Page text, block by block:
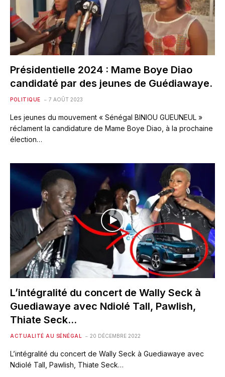
Présidentielle 2024 : Mame Boye Diao
candidaté par des jeunes de Guédiawaye.
POLITIQUE 7 AOÛT 2023
Les jeunes du mouvement « Sénégal BINIOU GUEUNEUL »
réclament la candidature de Mame Boye Diao, à la prochaine
élection…
L’intégralité du concert de Wally Seck à
Guediawaye avec Ndiolé Tall, Pawlish,
Thiate Seck…
ACTUALITÉ AU SÉNÉGAL 20 DÉCEMBRE 2022
L’intégralité du concert de Wally Seck à Guediawaye avec
Ndiolé Tall, Pawlish, Thiate Seck…